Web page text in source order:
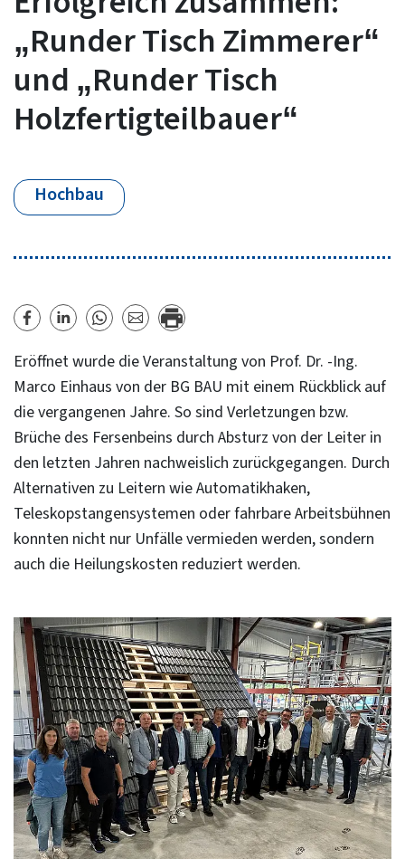
„Runder Tisch Zimmerer“
und „Runder Tisch
Holzfertigteilbauer“
Hochbau
Eröffnet wurde die Veranstaltung von Prof. Dr. -Ing.
Marco Einhaus von der BG BAU mit einem Rückblick auf
die vergangenen Jahre. So sind Verletzungen bzw.
Brüche des Fersenbeins durch Absturz von der Leiter in
den letzten Jahren nachweislich zurückgegangen. Durch
Alternativen zu Leitern wie Automatikhaken,
Teleskopstangensystemen oder fahrbare Arbeitsbühnen
konnten nicht nur Unfälle vermieden werden, sondern
auch die Heilungskosten reduziert werden.